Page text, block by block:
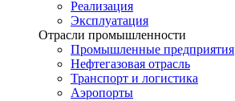
Реализация
Эксплуатация
Отрасли промышленности
Промышленные предприятия
Нефтегазовая отрасль
Транспорт и логистика
Аэропорты